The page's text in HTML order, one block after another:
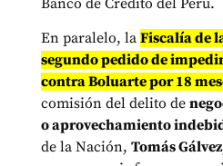
En paralelo, la Fiscalía de
segundo pedido de
contra Boluarte por 18
comisión del delito de
o aprovechamiento
de la Nación, Tomás Gálvez